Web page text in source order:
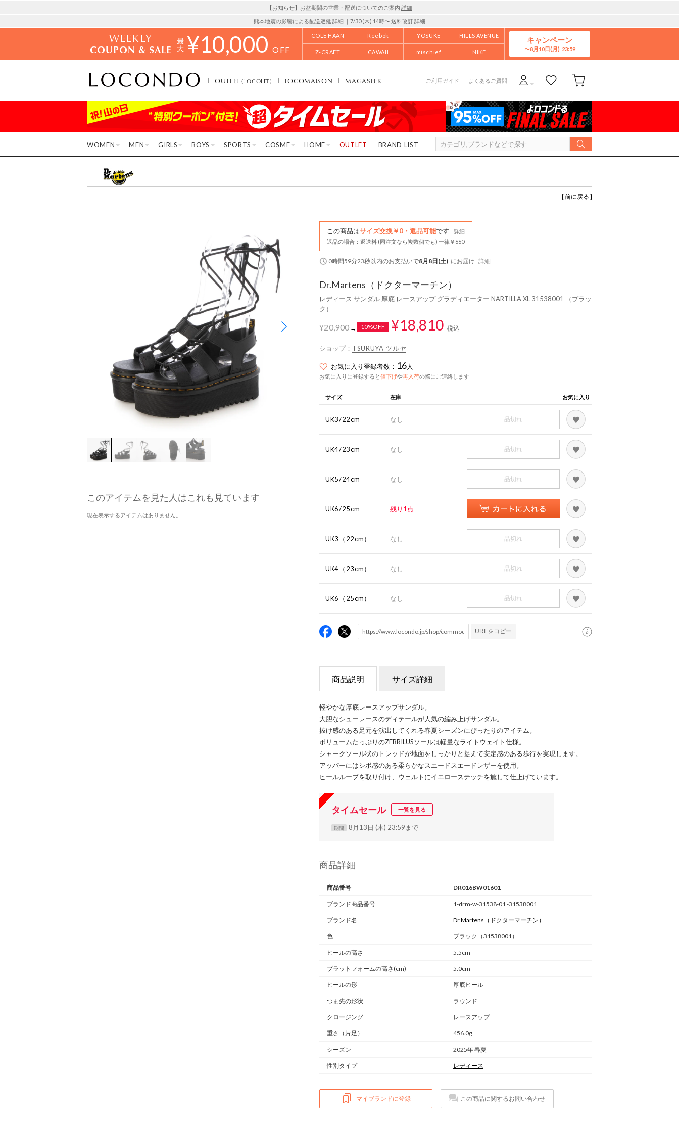
【お知らせ】お盆期間の営業・配送についてのご案内 詳細
熊本地震の影響による配送遅延 詳細 ｜7/30 (木) 14時〜 送料改訂詳細
WEEKLY
COUPON & SALE ¥10,000 OFF
COLE HAAN Reebok YOSUKE HILLS AVENUE
Z-CRAFT CAWAII mischief NIKE
キャンペーン
8月10日(月)
OUTLET(LOCOLET) LOCOMAISON MAGASEEK ご利用ガイド よくあるご質問
WOMEN MEN GIRLS BOYS SPORTS COSME HOME OUTLET BRAND LIST
[ 前に戻る ]
このアイテムを見た人はこれも見ています
現在表示するアイテムはありません。
この商品はサイズ交換￥0・返品可能です
詳細
返品の場合：返送料 (同注文なら複数個でも) 一律￥660
0時間59分22秒以内のお支払いで8月8日(土) にお届け 詳細
Dr.Martens （ドクターマーチン）
レディース サンダル 厚底 レースアップ グラディエーター NARTILLA XL 31538001 （ブラッ
ク）
¥20,900→ 10%OFF ¥18,810 税込
ショップ： TSURUYA ツルヤ
お気に入り登録者数： 16人
お気に入りに登録すると値下げや再入荷の際にご連絡します
サイズ 在庫 お気に入り
UK3/22cm なし 品切れ
UK4/23cm なし 品切れ
UK5/24cm なし 品切れ
UK6/25cm 残り1点
UK3（22cm） なし 品切れ
UK4（23cm） なし 品切れ
UK6（25cm） なし 品切れ
URLをコピー
商品説明 サイズ詳細
軽やかな厚底レースアップサンダル。
大胆なシューレースのディテールが人気の編み上げサンダル。
抜け感のある足元を演出してくれる春夏シーズンにぴったりのアイテム。
ボリュームたっぷりのZEBRILUSソールは軽量なライトウェイト仕様。
シャークソール状のトレッドが地面をしっかりと捉えて安定感のある歩行を実現します。
アッパーにはシボ感のある柔らかなスエードスエードレザーを使用。
ヒールループを取り付け、ウェルトにイエローステッチを施して仕上げています。
タイムセール 一覧を見る
期間 8月13日 (木) 23:59まで
商品詳細
商品番号 DR016BW01601
ブランド商品番号 1-drm-w-31538-01 -31538001
ブランド名 Dr.Martens （ドクターマーチン）
色 ブラック（31538001）
ヒールの高さ 5.5cm
プラットフォームの高さ(cm) 5.0cm
ヒールの形 厚底ヒール
つま先の形状 ラウンド
クロージング レースアップ
重さ （片足） 456.0g
シーズン 2025年 春夏
性別タイプ レディース
マイブランドに登録 この商品に関するお問い合わせ